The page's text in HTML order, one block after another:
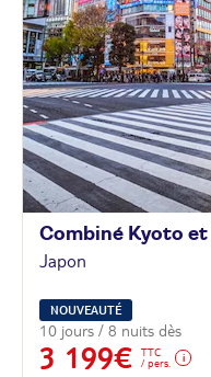
Combiné Kyoto et
Japon
NOUVEAUTÉ
10 jours / 8 nuits dès
3 199€
TTC
/ pers.